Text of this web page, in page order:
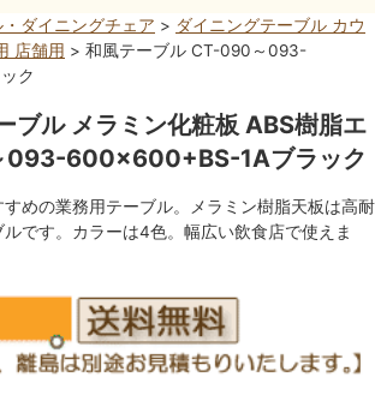
ダイニングチェア > ダイニングテーブル カウ
店舗用 > 和風テーブル CT-090～093-
ク
ブル メラミン化粧板 ABS樹脂エ
093-600×600+BS-1Aブラック
めの業務用テーブル。メラミン樹脂天板は高耐
です。カラーは4色。幅広い飲食店で使えま